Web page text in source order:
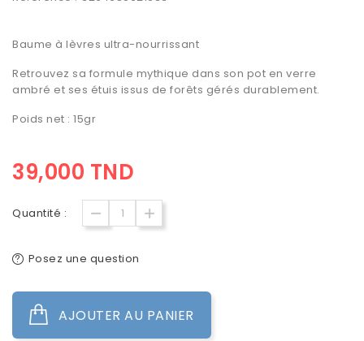
Baume à lèvres ultra-nourrissant
Retrouvez sa formule mythique dans son pot en verre
ambré et ses étuis issus de forêts gérés durablement.
Poids net : 15gr
39,000 TND
Quantité :
Posez une question
AJOUTER AU PANIER